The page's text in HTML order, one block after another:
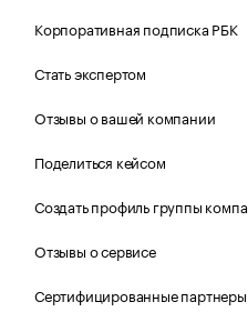
Корпоративная подписка РБК
Стать экспертом
Отзывы о вашей компании
Поделиться кейсом
Создать профиль группы
Отзывы о сервисе
Сертифицированные партнеры